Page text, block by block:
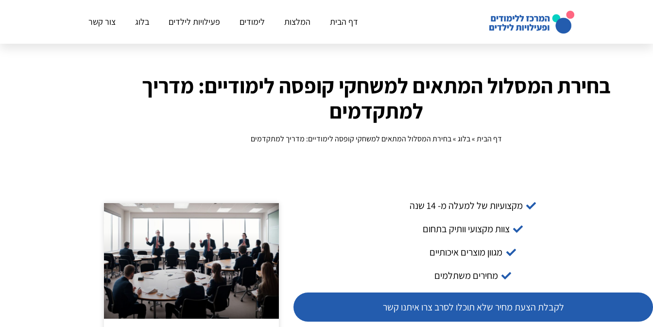
דף הבית המלצות לימודים פעילויות לילדים בלוג צור קשר
בחירת המסלול המתאים למשחקי קופסה לימודיים: מדריך
למתקדמים
דף הבית»בלוג»בחירת המסלול המתאים למשחקי קופסה לימודיים: מדריך למתקדמים
מקצועיות של למעלה מ- 14 שנה
צוות מקצועי וותיק בתחום
מגוון מוצרים איכותיים
מחירים משתלמים
לקבלת הצעת מחיר שלא תוכלו לסרב צרו איתנו קשר